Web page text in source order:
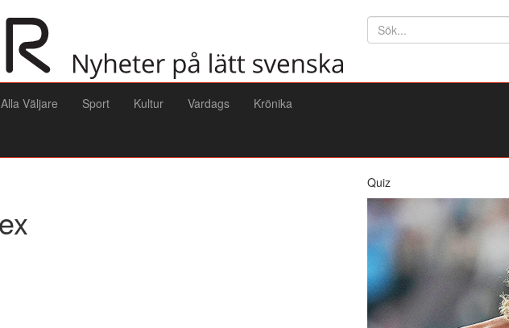
Söktext
Alla Väljare Sport Kultur Vardags Krönika
Quiz